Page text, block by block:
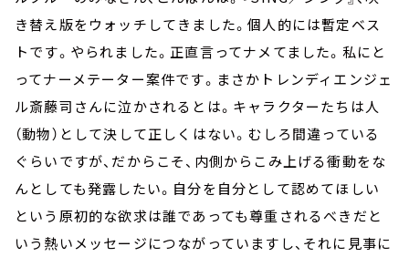
き替え版をウォッチしてきました。個人的には暫定ベス
トです。やられました。正直言ってナメてました。私にと
ってナーメテーター案件です。まさかトレンディエンジェ
ル斎藤司さんに泣かされるとは。キャラクターたちは人
（動物）として決して正しくはない。むしろ間違っている
ぐらいですが、だからこそ、内側からこみ上げる衝動をな
んとしても発露したい。自分を自分として認めてほしい
という原初的な欲求は誰であっても尊重されるべきだと
いう熱いメッセージにつながっていますし、それに見事に